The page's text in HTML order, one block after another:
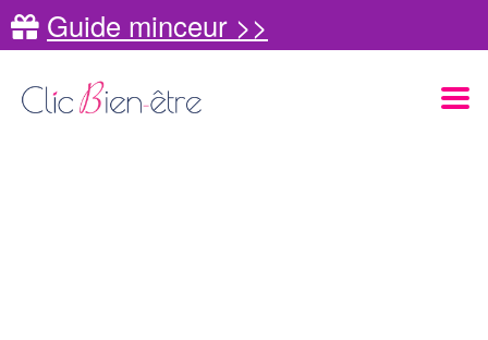
Guide minceur >>